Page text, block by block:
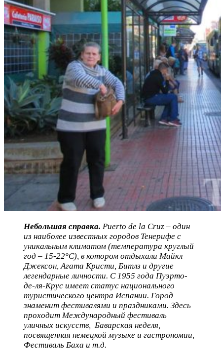
Небольшая справка. Puerto de la Cruz – один
из наиболее известных городов Тенерифе с
уникальным климатом (температура круглый
год – 15-22°С), в котором отдыхали Майкл
Джексон, Агата Кристи, Битлз и другие
легендарные личности. С 1955 года Пуэрто-
де-ля-Крус имеет статус национального
туристического центра Испании. Город
знаменит фестивалями и праздниками. Здесь
проходит Международный фестиваль
уличных искусств, Баварская неделя,
посвященная немецкой музыке и гастрономии,
Фестиваль Баха и т.д.